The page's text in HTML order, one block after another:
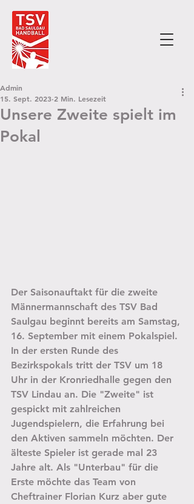
Unsere Zweite spielt im
Pokal
Admin
15. Sept. 2023 2 Min. Lesezeit
Der Saisonauftakt für die zweite
Männermannschaft des TSV Bad
Saulgau beginnt bereits am Samstag,
16. September mit einem Pokalspiel.
In der ersten Runde des
Bezirkspokals tritt der TSV um 18
Uhr in der Kronriedhalle gegen den
TSV Lindau an. Die "Zweite" ist
gespickt mit zahlreichen
Jugendspielern, die Erfahrung bei
den Aktiven sammeln möchten. Der
älteste Spieler ist gerade mal 23
Jahre alt. Als "Unterbau" für die
Erste möchte das Team von
Cheftrainer Florian Kurz aber gute